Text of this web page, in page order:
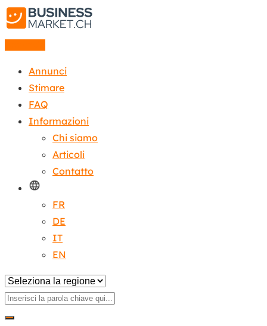
Annunci
Stimare
FAQ
Informazioni
Chi siamo
Articoli
Contatto
FR
DE
IT
EN